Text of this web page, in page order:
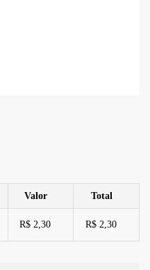
Valor Total
R$ 2,30 R$ 2,30